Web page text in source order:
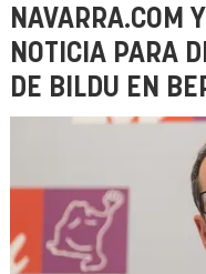
NAVARRA.COM
NOTICIA PARA
DE BILDU EN